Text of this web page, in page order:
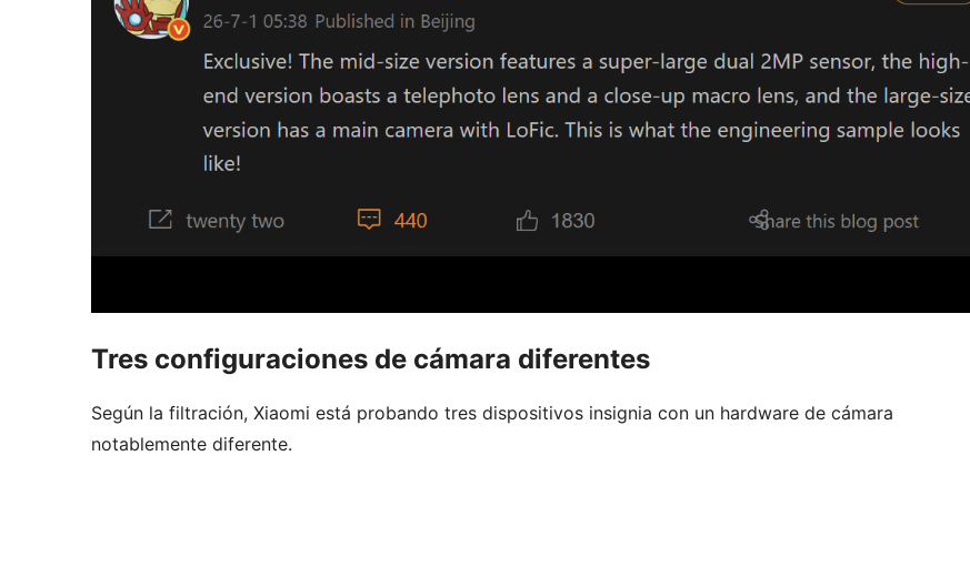
Tres configuraciones de cámara diferentes
Según la filtración, Xiaomi está probando tres dispositivos insignia con un hardware de cámara
notablemente diferente.